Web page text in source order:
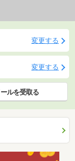
変更する
変更する
ルを受取る